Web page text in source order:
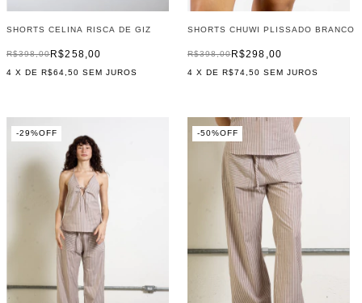
SHORTS CELINA RISCA DE GIZ
R$258,00
R$398,00
4 X DER$64,50 SEM JUROS
SHORTS CHUWI PLISSADO BRANCO
R$298,00
R$398,00
4 X DE R$74,50 SEM JUROS
-29%OFF -50%OFF